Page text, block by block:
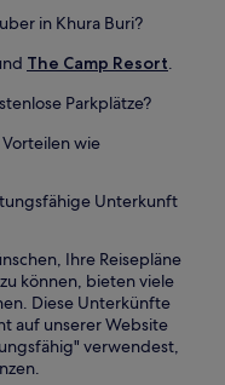
in Khura Buri?
The Camp Resort.
Parkplätze?
wie
Unterkunft
Ihre Reisepläne
können, bieten viele
Diese Unterkünfte
auf unserer Website
verwendest,